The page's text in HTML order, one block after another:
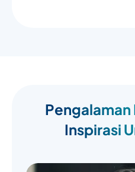
Pengalaman
Inspirasi